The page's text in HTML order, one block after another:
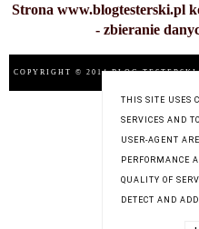
Strona www.blogtesterski.pl
- zbieranie
COPYRIGHT © 2014BLOG
THIS SITE USES
SERVICES AND
USER-AGENT
PERFORMANCE
QUALITY OF
DETECT AND